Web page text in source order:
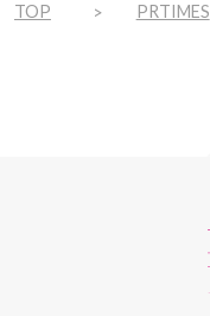
TOP PRTIMES